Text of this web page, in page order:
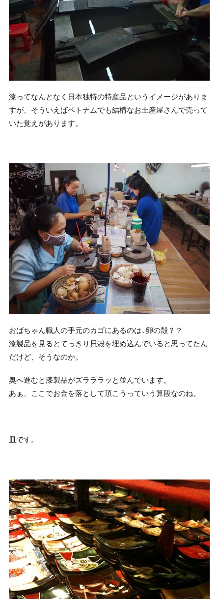
漆ってなんとなく日本独特の特産品というイメージがありま
すが、そういえばベトナムでも結構なお土産屋さんで売って
いた覚えがあります。
おばちゃん職人の手元のカゴにあるのは…卵の殻？？
漆製品を見るとてっきり貝殻を埋め込んでいると思ってたん
だけど、そうなのか。
奥へ進むと漆製品がズラララッと並んでいます。
あぁ、ここでお金を落として頂こうっていう算段なのね。
皿です。